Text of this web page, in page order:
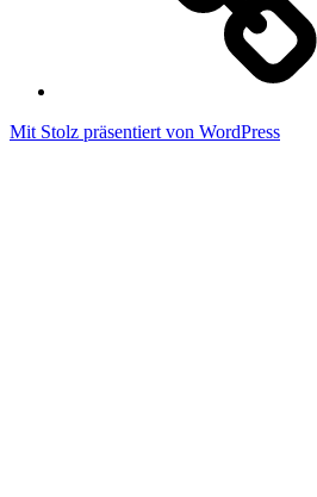
Mit Stolz präsentiert von WordPress